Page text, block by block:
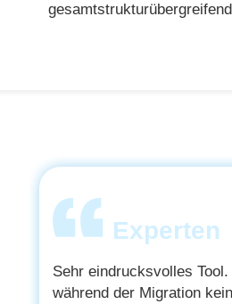
Experten
Gute Arbeit, Leute! Das
mir ein und aus. Es ist ein